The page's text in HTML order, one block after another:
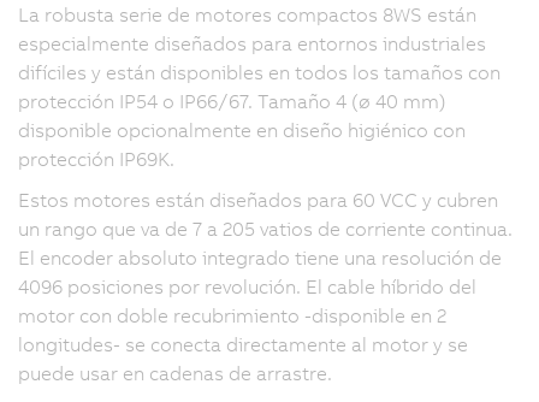
La robusta serie de motores compactos 8WS están
especialmente diseñados para entornos industriales
difíciles y están disponibles en todos los tamaños con
protección IP54 o IP66/67. Tamaño 4 (ø 40 mm)
disponible opcionalmente en diseño higiénico con
protección IP69K.
Estos motores están diseñados para 60 VCC y cubren
un rango que va de 7 a 205 vatios de corriente continua.
El encoder absoluto integrado tiene una resolución de
4096 posiciones por revolución. El cable híbrido del
motor con doble recubrimiento -disponible en 2
longitudes- se conecta directamente al motor y se
puede usar en cadenas de arrastre.